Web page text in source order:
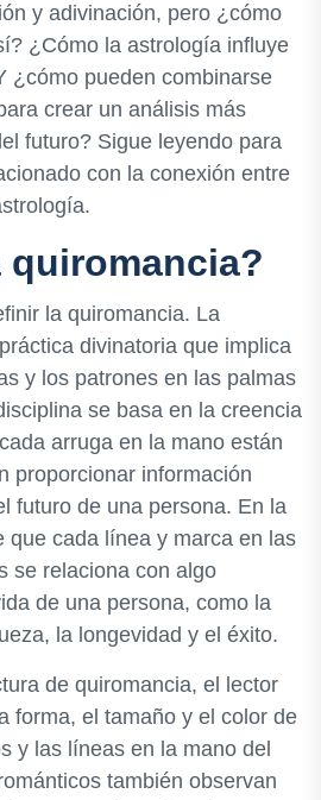
y adivinación, pero ¿cómo
¿Cómo la astrología influye
¿cómo pueden combinarse
crear un análisis más
futuro? Sigue leyendo para
con la conexión entre
quiromancia?
la quiromancia. La
divinatoria que implica
y los patrones en las palmas
se basa en la creencia
arruga en la mano están
proporcionar información
futuro de una persona. En la
que cada línea y marca en las
se relaciona con algo
de una persona, como la
la longevidad y el éxito.
de quiromancia, el lector
forma, el tamaño y el color de
y las líneas en la mano del
también observan